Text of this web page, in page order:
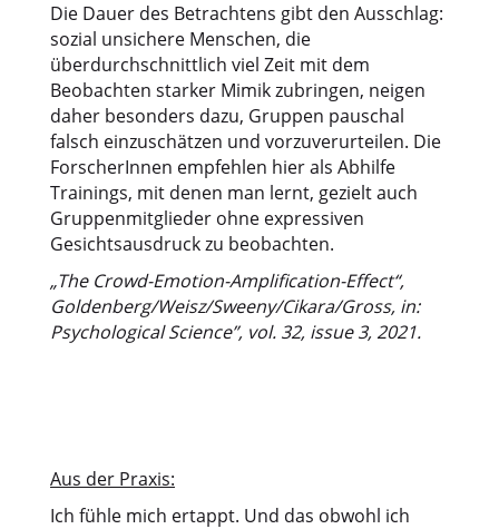
Die Dauer des Betrachtens gibt den Ausschlag:
sozial unsichere Menschen, die
überdurchschnittlich viel Zeit mit dem
Beobachten starker Mimik zubringen, neigen
daher besonders dazu, Gruppen pauschal
falsch einzuschätzen und vorzuverurteilen. Die
ForscherInnen empfehlen hier als Abhilfe
Trainings, mit denen man lernt, gezielt auch
Gruppenmitglieder ohne expressiven
Gesichtsausdruck zu beobachten.
„The Crowd-Emotion-Amplification-Effect“,
Goldenberg/Weisz/Sweeny/Cikara/Gross, in:
Psychological Science”, vol. 32, issue 3, 2021.
Aus der Praxis:
Ich fühle mich ertappt. Und das obwohl ich